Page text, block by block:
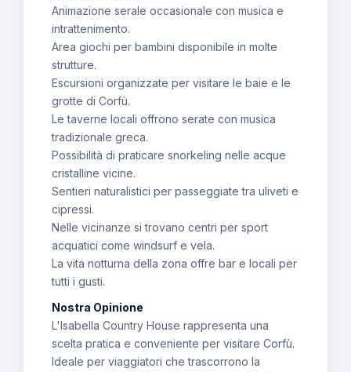
Animazione serale occasionale con musica e
intrattenimento.
Area giochi per bambini disponibile in molte
strutture.
Escursioni organizzate per visitare le baie e le
grotte di Corfù.
Le taverne locali offrono serate con musica
tradizionale greca.
Possibilità di praticare snorkeling nelle acque
cristalline vicine.
Sentieri naturalistici per passeggiate tra uliveti e
cipressi.
Nelle vicinanze si trovano centri per sport
acquatici come windsurf e vela.
La vita notturna della zona offre bar e locali per
tutti i gusti.
Nostra Opinione
L'Isabella Country House rappresenta una
scelta pratica e conveniente per visitare Corfù.
Ideale per viaggiatori che trascorrono la